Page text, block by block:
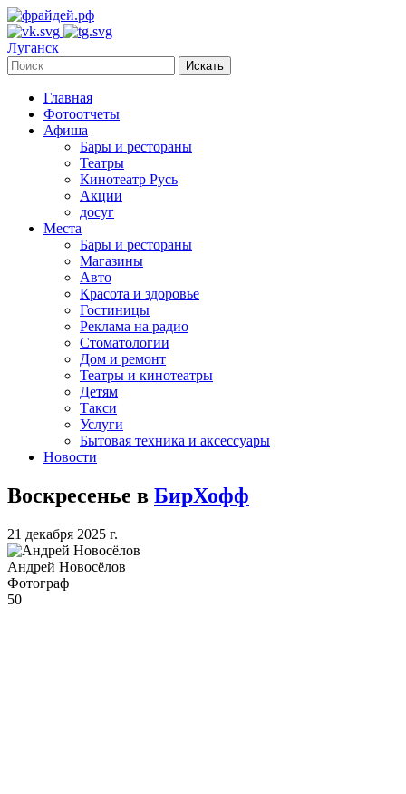
Луганск
Искать
Главная
Фотоотчеты
Афиша
Бары и рестораны
Театры
Кинотеатр Русь
Акции
досуг
Места
Бары и рестораны
Магазины
Авто
Красота и здоровье
Гостиницы
Реклама на радио
Стоматологии
Дом и ремонт
Театры и кинотеатры
Детям
Такси
Услуги
Бытовая техника и аксессуары
Новости
Воскресенье в БирХофф
21 декабря 2025 г.
Андрей Новосёлов
Фотограф
50